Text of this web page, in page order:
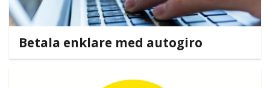
Betala enklare med autogiro